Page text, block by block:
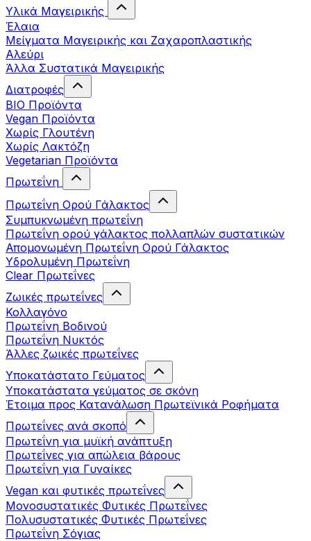
Υλικά Μαγειρικής
Έλαια
Μείγματα Μαγειρικής και Ζαχαροπλαστικής
Αλεύρι
Άλλα Συστατικά Μαγειρικής
Διατροφές
BIO Προϊόντα
Vegan Προϊόντα
Χωρίς Γλουτένη
Χωρίς Λακτόζη
Vegetarian Προϊόντα
Πρωτεΐνη
Πρωτεΐνη Ορού Γάλακτος
Συμπυκνωμένη πρωτεΐνη
Πρωτεΐνη ορού γάλακτος πολλαπλών συστατικών
Απομονωμένη Πρωτεΐνη Ορού Γάλακτος
Υδρολυμένη Πρωτεΐνη
Clear Πρωτεΐνες
Ζωικές πρωτεΐνες
Κολλαγόνο
Πρωτεΐνη Βοδινού
Πρωτεΐνη Νυκτός
Άλλες ζωικές πρωτεΐνες
Υποκατάστατο Γεύματος
Υποκατάστατα γεύματος σε σκόνη
Έτοιμα προς Κατανάλωση Πρωτεϊνικά Ροφήματα
Πρωτεΐνες ανά σκοπό
Πρωτεΐνη για μυϊκή ανάπτυξη
Πρωτεΐνες για απώλεια βάρους
Πρωτεΐνη για Γυναίκες
Vegan και φυτικές πρωτεΐνες
Μονοσυστατικές Φυτικές Πρωτεΐνες
Πολυσυστατικές Φυτικές Πρωτεΐνες
Πρωτεΐνη Σόγιας